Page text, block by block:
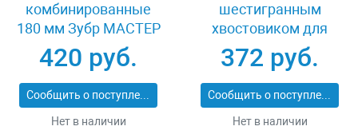
комбинированные
180 мм Зубр МАСТЕР
22015-1-18_z01
420 руб.
Сообщить о поступлении
Нет в наличии
шестигранным
хвостовиком для
коронок с
твердосплавными
резцами 100 мм Зубр
ПРОФИ 29515
372 руб.
Сообщить о поступлении
Нет в наличии